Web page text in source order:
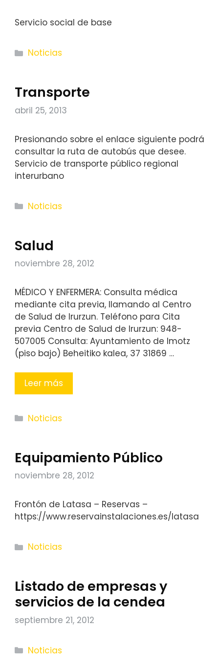
Servicio social de base
Categorías
Noticias
Transporte
abril 25, 2013
Presionando sobre el enlace siguiente podrá
consultar la ruta de autobús que desee.
Servicio de transporte público regional
interurbano
Categorías
Noticias
Salud
noviembre 28, 2012
MÉDICO Y ENFERMERA: Consulta médica
mediante cita previa, llamando al Centro
de Salud de Irurzun. Teléfono para Cita
previa Centro de Salud de Irurzun: 948-
507005 Consulta: Ayuntamiento de Imotz
(piso bajo) Beheitiko kalea, 37 31869 …
Leer más
Categorías
Noticias
Equipamiento Público
noviembre 28, 2012
Frontón de Latasa – Reservas –
https://www.reservainstalaciones.es/latasa
Categorías
Noticias
Listado de empresas y
servicios de la cendea
septiembre 21, 2012
Categorías
Noticias